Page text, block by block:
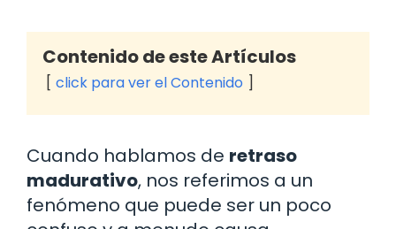
Contenido de este Artículos
click para ver el Contenido
Cuando hablamos de retraso
madurativo, nos referimos a un
fenómeno que puede ser un poco